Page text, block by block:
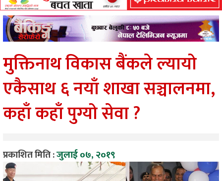
मुक्तिनाथ विकास बैंकले ल्यायो
एकैसाथ ६ नयाँ शाखा सञ्चालनमा,
कहाँ कहाँ पुग्यो सेवा ?
प्रकाशित मिति :जुलाई ०७, २०१९